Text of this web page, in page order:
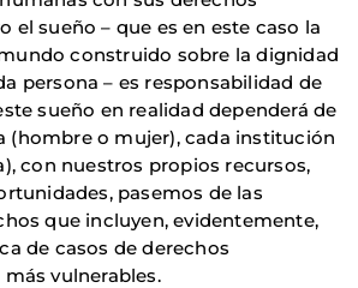
el sueño – que es en este caso la
construido sobre la dignidad
persona – es responsabilidad de
sueño en realidad dependerá de
(hombre o mujer), cada institución
con nuestros propios recursos,
pasemos de las
que incluyen, evidentemente,
de casos de derechos
vulnerables.